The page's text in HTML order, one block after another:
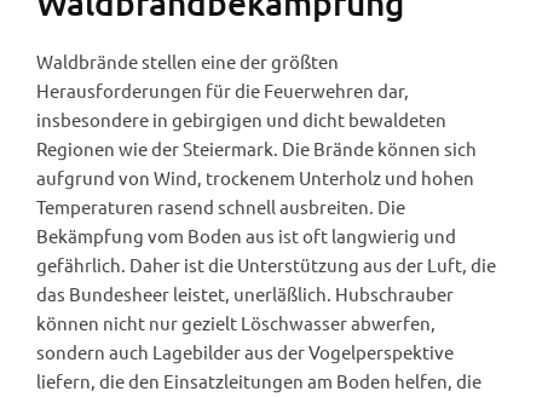
Waldbrände stellen eine der größten
Herausforderungen für die Feuerwehren dar,
insbesondere in gebirgigen und dicht bewaldeten
Regionen wie der Steiermark. Die Brände können sich
aufgrund von Wind, trockenem Unterholz und hohen
Temperaturen rasend schnell ausbreiten. Die
Bekämpfung vom Boden aus ist oft langwierig und
gefährlich. Daher ist die Unterstützung aus der Luft, die
das Bundesheer leistet, unerläßlich. Hubschrauber
können nicht nur gezielt Löschwasser abwerfen,
sondern auch Lagebilder aus der Vogelperspektive
liefern, die den Einsatzleitungen am Boden helfen, die